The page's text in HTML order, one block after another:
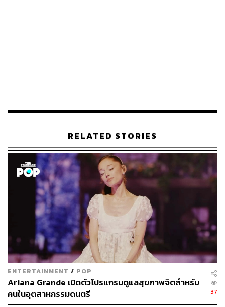
RELATED STORIES
ENTERTAINMENT / POP
Ariana Grande เปิดตัวโปรแกรมดูแลสุขภาพจิตสำหรับ
คนในอุตสาหกรรมดนตรี
37